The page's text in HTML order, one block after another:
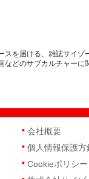
を届ける、雑誌サイ
どのサブカルチャーに
会社概要
個人情報保護方
Cookieポリシー